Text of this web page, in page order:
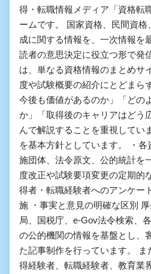
得・転職情報メディア「資格転
ームです。 国家資格、民間資
成に関する情報を、一次情報を
読者の意思決定に役立つ形で発
は、単なる資格情報のまとめサ
度や試験概要の紹介にとどまら
今後も価値があるのか」「どの
か」「取得後のキャリアはどう
んで解説することを重視してい
を基本方針としています。 ・
施団体、法令原文、公的統計を
度改正や試験要項変更の定期的
得者・転職経験者へのアンケー
施 ・事実と意見の明確な区別
局、国税庁、e-Gov法令検索、
の公的機関の情報を基盤とし、
た記事制作を行っています。 ま
得経験者、転職経験者、教育業